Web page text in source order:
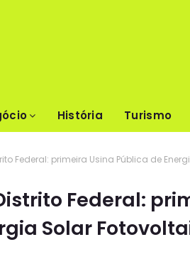
História Turismo
Federal: primeira Usina Pública de
Federal:
Solar